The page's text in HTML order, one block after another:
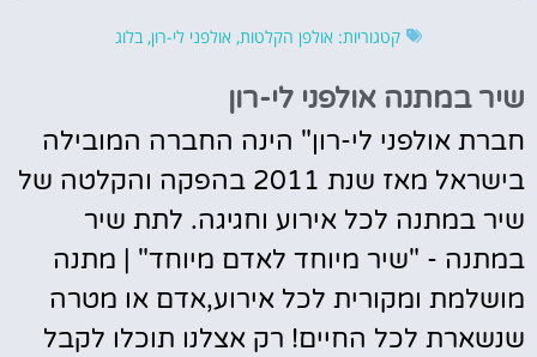
קטגוריות: אולפן הקלטות, אולפני לי-רון,בלוג
שיר במתנה אולפני לי-רון
חברת אולפני לי-רון" הינה החברה המובילה
בישראל מאז שנת 2011 בהפקה והקלטה של
שיר במתנה לכל אירוע וחגיגה. לתת שיר
במתנה - "שיר מיוחד לאדם מיוחד" | מתנה
מושלמת ומקורית לכל אירוע,אדם או מטרה
שנשארת לכל החיים! רק אצלנו תוכלו לקבל